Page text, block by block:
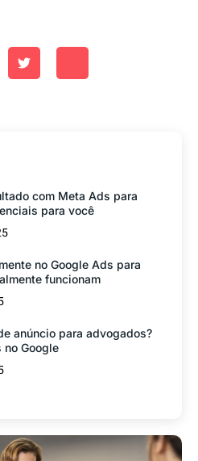
com Meta Ads para
para você
no Google Ads para
funcionam
anúncio para advogados?
no Google